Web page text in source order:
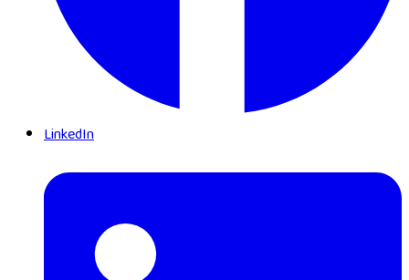
LinkedIn